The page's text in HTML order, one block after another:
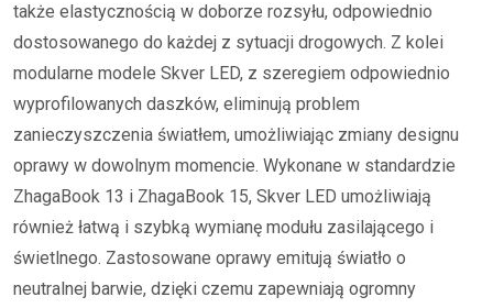
także elastycznością w doborze rozsyłu, odpowiednio
dostosowanego do każdej z sytuacji drogowych. Z kolei
modularne modele Skver LED, z szeregiem odpowiednio
wyprofilowanych daszków, eliminują problem
zanieczyszczenia światłem, umożliwiając zmiany designu
oprawy w dowolnym momencie. Wykonane w standardzie
ZhagaBook 13 i ZhagaBook 15, Skver LED umożliwiają
również łatwą i szybką wymianę modułu zasilającego i
świetlnego. Zastosowane oprawy emitują światło o
neutralnej barwie, dzięki czemu zapewniają ogromny